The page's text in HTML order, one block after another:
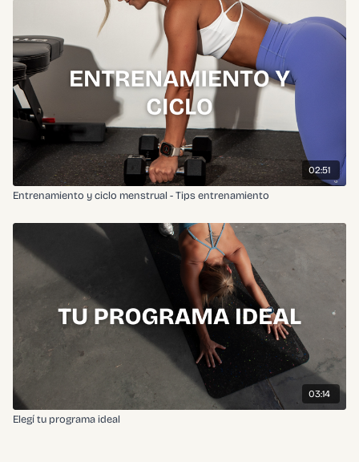
02:51
Entrenamiento y ciclo menstrual - Tips entrenamiento
03:14
Elegí tu programa ideal